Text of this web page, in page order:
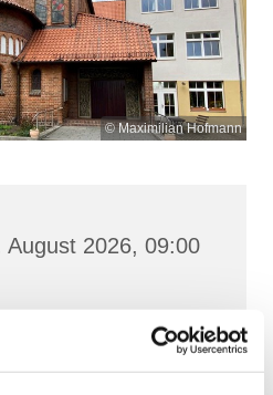
© Maximilian Hofmann
August 2026, 09:00
18439 Stralsund